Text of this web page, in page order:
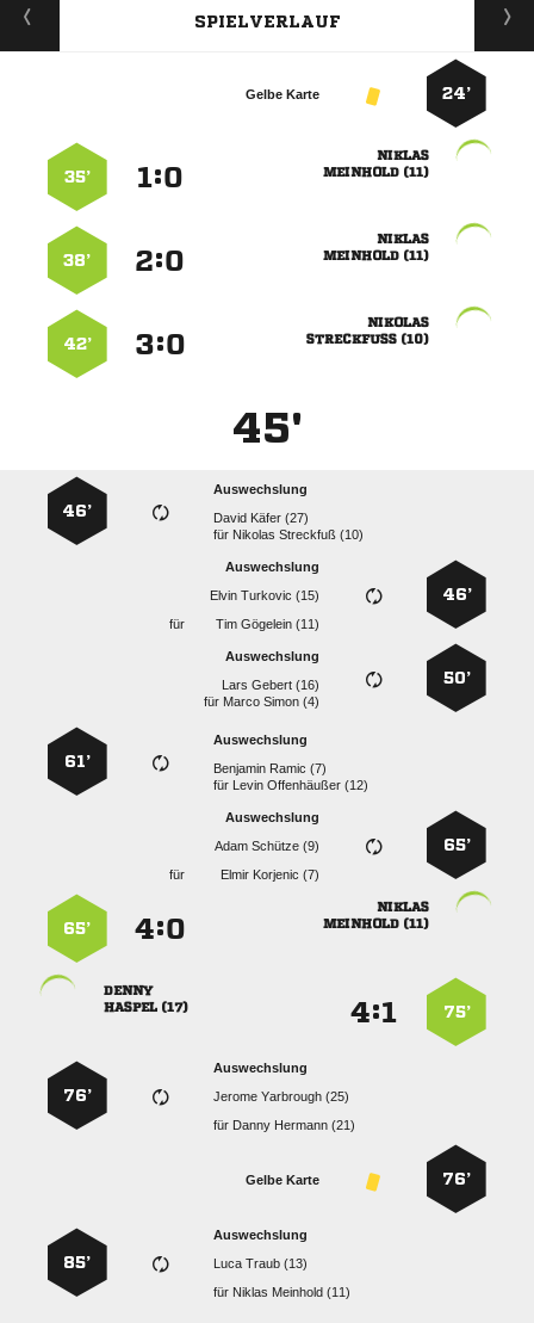
SPIELVERLAUF
24’
Gelbe Karte

 
:
35’

 
:
38’

 
:
42’
45'
Auswechslung
  
für   
46’
46’
Auswechslung
  
für
  
50’
Auswechslung
  
für   
Auswechslung
  
für   
61’
65’
Auswechslung
  
für
  

 
:
65’
75’
:

 
Auswechslung
  
für   
76’
76’
Gelbe Karte
Auswechslung
  
für   
85’